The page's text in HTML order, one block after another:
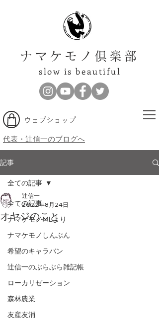
ナマケモノ倶楽部
slow is beautiful
​ウェブショップ
代表・辻信一のブログへ
記事
全ての記事
ナマケモノMLより
ナマケモノしんぶん
希望のキャラバン
辻信一のぶらぶら雑記帳
ローカリゼーション
森林農業
友産友消
全ての記事
オヤジのこと
辻信一
2022年8月24日